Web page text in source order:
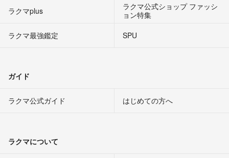
ラクマplus
ラクマ公式ショップ ファッシ
ョン特集
ラクマ最強鑑定
SPU
ガイド
ラクマ公式ガイド はじめての方へ
ラクマについて